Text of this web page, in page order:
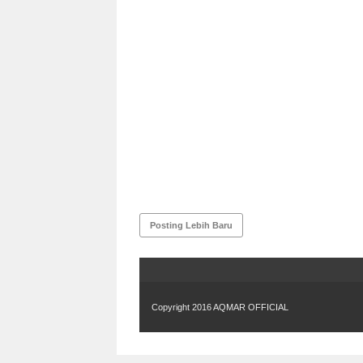
Posting Lebih Baru
Copyright 2016AQMAR OFFICIAL